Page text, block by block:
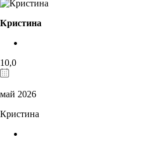
Кристина
10,0
май 2026
Кристина